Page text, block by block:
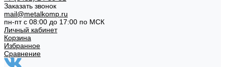
Заказать звонок
mail@metalkomp.ru
пн-пт с 08:00 до 17:00 по МСК
Личный кабинет
Корзина
Избранное
Сравнение